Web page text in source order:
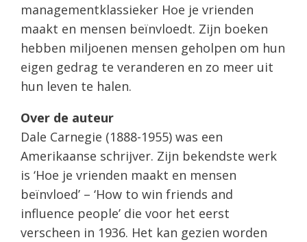
managementklassieker Hoe je vrienden
maakt en mensen beïnvloedt. Zijn boeken
hebben miljoenen mensen geholpen om hun
eigen gedrag te veranderen en zo meer uit
hun leven te halen.
Over de auteur
Dale Carnegie (1888-1955) was een
Amerikaanse schrijver. Zijn bekendste werk
is ‘Hoe je vrienden maakt en mensen
beïnvloed’ – ‘How to win friends and
influence people’ die voor het eerst
verscheen in 1936. Het kan gezien worden